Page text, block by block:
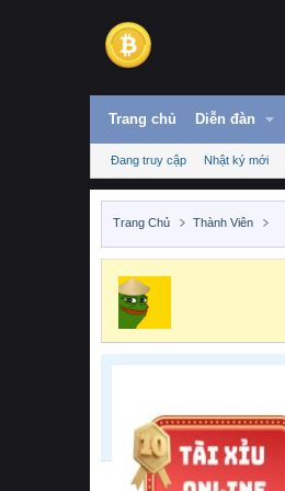
Trang chủ Diễn đàn
Đang truy cập Nhật ký mới
Trang Chủ Thành Viên